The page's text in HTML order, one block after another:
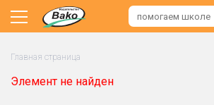
Главная страница
Элемент не найден